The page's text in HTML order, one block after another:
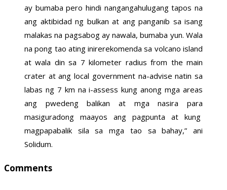
ay bumaba pero hindi nangangahulugang tapos na
ang aktibidad ng bulkan at ang panganib sa isang
malakas na pagsabog ay nawala, bumaba yun. Wala
na pong tao ating inirerekomenda sa volcano island
at wala din sa 7 kilometer radius from the main
crater at ang local government na-advise natin sa
labas ng 7 km na i-assess kung anong mga areas
ang pwedeng balikan at mga nasira para
masiguradong maayos ang pagpunta at kung
magpapabalik sila sa mga tao sa bahay,” ani
Solidum.
Comments